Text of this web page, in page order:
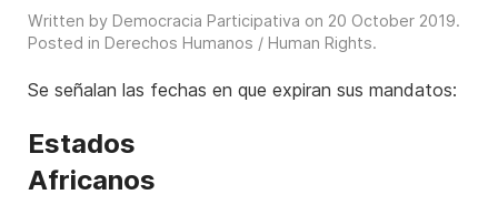
Written by Democracia Participativa on 20 October 2019.
Posted in Derechos Humanos / Human Rights.
Se señalan las fechas en que expiran sus mandatos:
Estados
Africanos